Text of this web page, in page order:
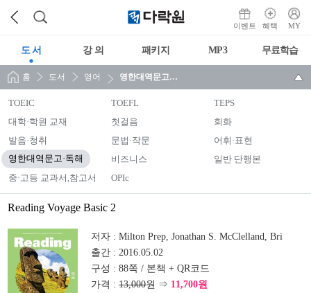
이벤트 혜택 MY
도 서 강 의 패키지 MP3 무료학습
홈 도서 영어 영한대역문고·독해
TOEIC TOEFL
TEPS
대학·학원 교재
첫걸음
회화
발음·청취
문법·작문 어휘·표현
영한대역문고·독해 비즈니스
일반 단행본
중·고등 교과서,참고서
OPIc
Reading Voyage Basic 2
저자 : Milton Prep, Jonathan S. McClelland, Bri
출간 : 2016.05.02
구성 : 88쪽 / 본책 + QR코드
가격 : 13,000원 ⇒ 11,700원